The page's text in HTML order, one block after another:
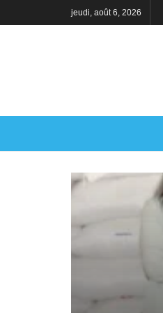
jeudi, août 6, 2026